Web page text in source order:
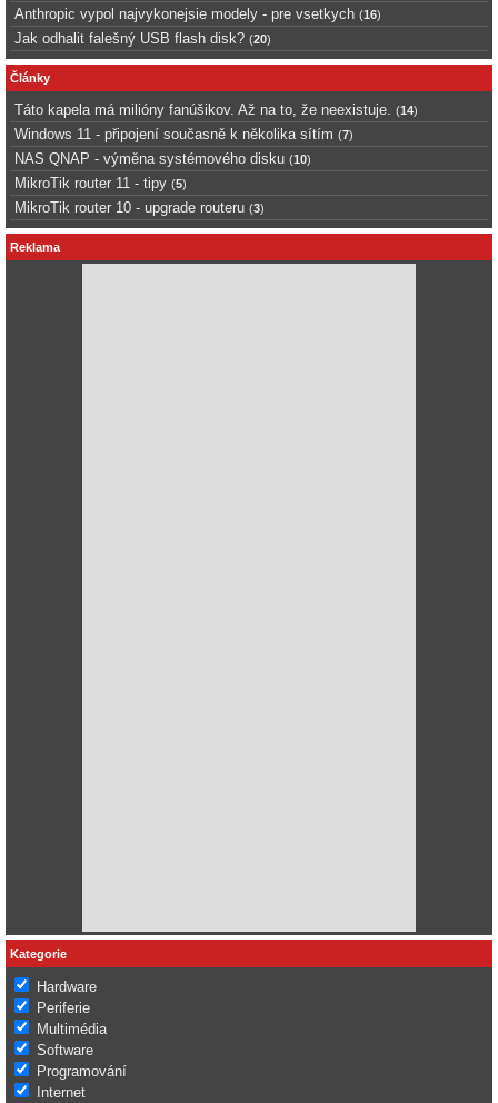
Anthropic vypol najvykonejsie modely - pre vsetkych (16)
Jak odhalit falešný USB flash disk? (20)
Články
Táto kapela má milióny fanúšikov. Až na to, že neexistuje. (14)
Windows 11 - připojení současně k několika sítím (7)
NAS QNAP - výměna systémového disku (10)
MikroTik router 11 - tipy (5)
MikroTik router 10 - upgrade routeru (3)
Reklama
Kategorie
Hardware
Periferie
Multimédia
Software
Programování
Internet